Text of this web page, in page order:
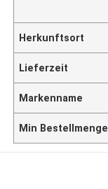
Herkunftsort
Lieferzeit
Markenname
Min Bestellmenge